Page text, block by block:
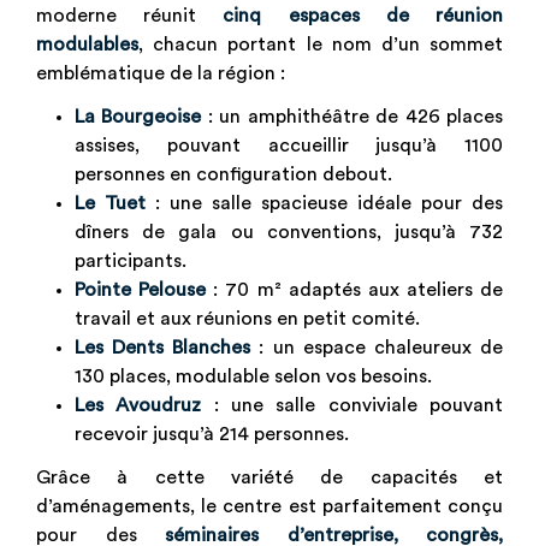
moderne réunit cinq espaces de réunion
modulables, chacun portant le nom d’un sommet
emblématique de la région :
La Bourgeoise: un amphithéâtre de 426 places
assises, pouvant accueillir jusqu’à 1100
personnes en configuration debout.
Le Tuet : une salle spacieuse idéale pour des
dîners de gala ou conventions, jusqu’à 732
participants.
Pointe Pelouse: 70 m² adaptés aux ateliers de
travail et aux réunions en petit comité.
Les Dents Blanches: un espace chaleureux de
130 places, modulable selon vos besoins.
Les Avoudruz : une salle conviviale pouvant
recevoir jusqu’à 214 personnes.
Grâce à cette variété de capacités et
d’aménagements, le centre est parfaitement conçu
pour des séminaires d’entreprise, congrès,